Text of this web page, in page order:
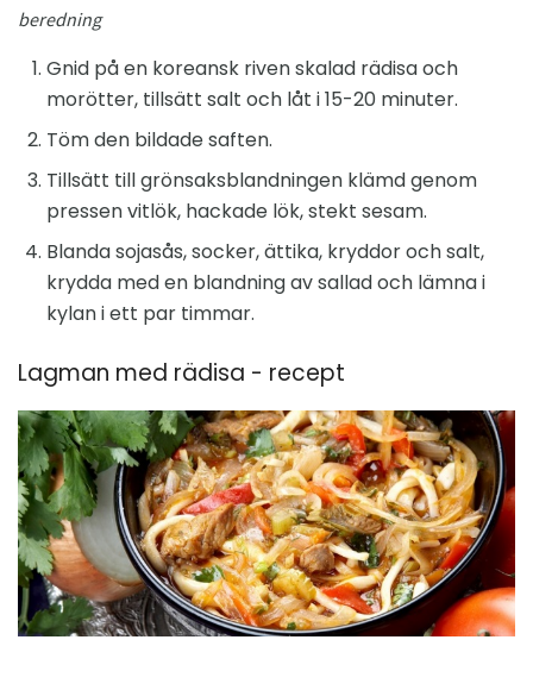
beredning
Gnid på en koreansk riven skalad rädisa och
morötter, tillsätt salt och låt i 15-20 minuter.
Töm den bildade saften.
Tillsätt till grönsaksblandningen klämd genom
pressen vitlök, hackade lök, stekt sesam.
Blanda sojasås, socker, ättika, kryddor och salt,
krydda med en blandning av sallad och lämna i
kylan i ett par timmar.
Lagman med rädisa - recept